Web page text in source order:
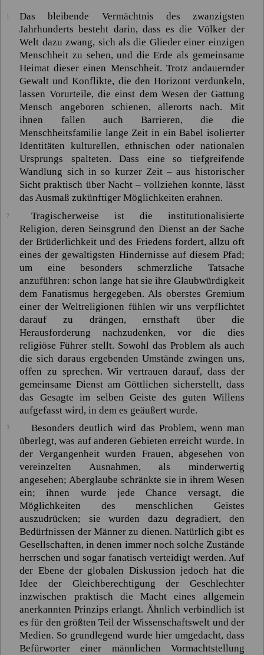
1
Das bleibende Vermächtnis des zwanzigsten
Jahrhunderts besteht darin, dass es die Völker der
Welt dazu zwang, sich als die Glieder einer einzigen
Menschheit zu sehen, und die Erde als gemeinsame
Heimat dieser einen Menschheit. Trotz andauernder
Gewalt und Konflikte, die den Horizont verdunkeln,
lassen Vorurteile, die einst dem Wesen der Gattung
Mensch angeboren schienen, allerorts nach. Mit
ihnen fallen auch Barrieren, die die
Menschheitsfamilie lange Zeit in ein Babel isolierter
Identitäten kulturellen, ethnischen oder nationalen
Ursprungs spalteten. Dass eine so tiefgreifende
Wandlung sich in so kurzer Zeit – aus historischer
Sicht praktisch über Nacht – vollziehen konnte, lässt
das Ausmaß zukünftiger Möglichkeiten erahnen.
2
Tragischerweise ist die institutionalisierte
Religion, deren Seinsgrund den Dienst an der Sache
der Brüderlichkeit und des Friedens fordert, allzu oft
eines der gewaltigsten Hindernisse auf diesem Pfad;
um eine besonders schmerzliche Tatsache
anzuführen: schon lange hat sie ihre Glaubwürdigkeit
dem Fanatismus hergegeben. Als oberstes Gremium
einer der Weltreligionen fühlen wir uns verpflichtet
darauf zu drängen, ernsthaft über die
Herausforderung nachzudenken, vor die dies
religiöse Führer stellt. Sowohl das Problem als auch
die sich daraus ergebenden Umstände zwingen uns,
offen zu sprechen. Wir vertrauen darauf, dass der
gemeinsame Dienst am Göttlichen sicherstellt, dass
das Gesagte im selben Geiste des guten Willens
aufgefasst wird, in dem es geäußert wurde.
3
Besonders deutlich wird das Problem, wenn man
überlegt, was auf anderen Gebieten erreicht wurde. In
der Vergangenheit wurden Frauen, abgesehen von
vereinzelten Ausnahmen, als minderwertig
angesehen; Aberglaube schränkte sie in ihrem Wesen
ein; ihnen wurde jede Chance versagt, die
Möglichkeiten des menschlichen Geistes
auszudrücken; sie wurden dazu degradiert, den
Bedürfnissen der Männer zu dienen. Natürlich gibt es
Gesellschaften, in denen immer noch solche Zustände
herrschen und sogar fanatisch verteidigt werden. Auf
der Ebene der globalen Diskussion jedoch hat die
Idee der Gleichberechtigung der Geschlechter
inzwischen praktisch die Macht eines allgemein
anerkannten Prinzips erlangt. Ähnlich verbindlich ist
es für den größten Teil der Wissenschaftswelt und der
Medien. So grundlegend wurde hier umgedacht, dass
Befürworter einer männlichen Vormachtstellung